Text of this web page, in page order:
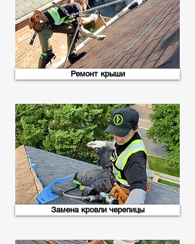
Ремонт крыши
Замена кровли черепицы